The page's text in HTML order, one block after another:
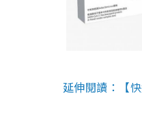
延伸閱讀：【